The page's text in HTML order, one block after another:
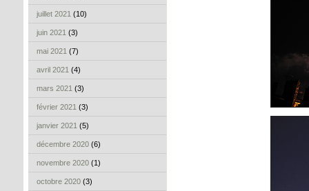
juillet 2021 (10)
juin 2021 (3)
mai 2021 (7)
avril 2021 (4)
mars 2021 (3)
février 2021 (3)
janvier 2021 (5)
décembre 2020 (6)
novembre 2020 (1)
octobre 2020 (3)